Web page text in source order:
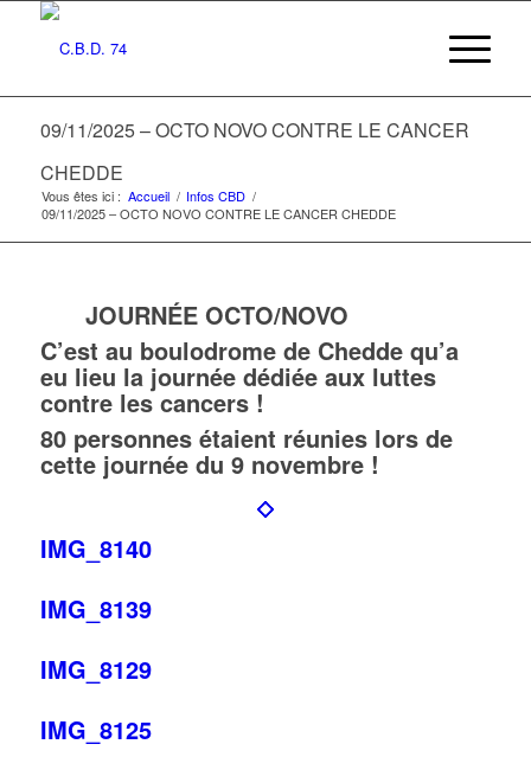
09/11/2025 – OCTO NOVO CONTRE LE CANCER
CHEDDE
Vous êtes ici : Accueil / Infos CBD /
09/11/2025 – OCTO NOVO CONTRE LE CANCER CHEDDE
JOURNÉE OCTO/NOVO
C’est au boulodrome de Chedde qu’a
eu lieu la journée dédiée aux luttes
contre les cancers !
80 personnes étaient réunies lors de
cette journée du 9 novembre !
IMG_8140
IMG_8139
IMG_8129
IMG_8125